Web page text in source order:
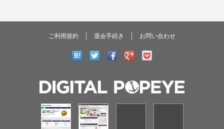
ご利用規約 退会手続き お問い合わせ
DIGITAL
POPEYE
コミカレ!